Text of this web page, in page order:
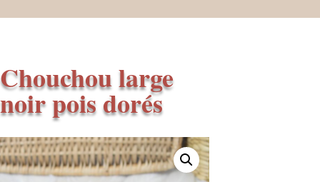
Chouchou large
noir pois dorés